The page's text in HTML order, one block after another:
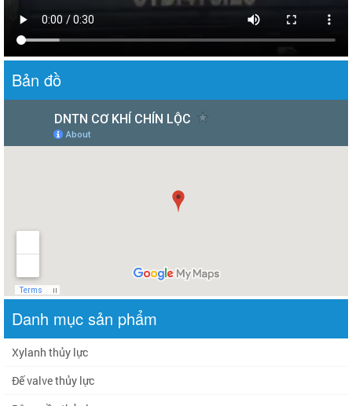
Bản đồ
Danh mục sản phẩm
Xylanh thủy lực
Đế valve thủy lực